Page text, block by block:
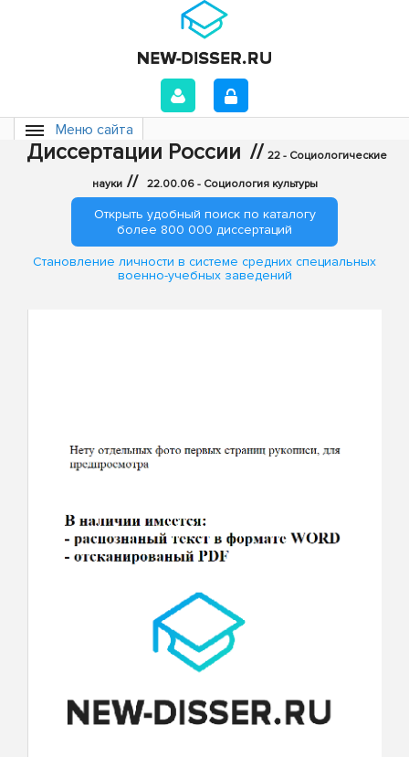
Меню сайта
Диссертации России // 22 - Социологические
науки // 22.00.06 - Социология культуры
Открыть удобный поиск по каталогу
более 800 000 диссертаций
Становление личности в системе средних специальных
военно-учебных заведений